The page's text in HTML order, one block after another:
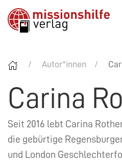
Autor*innen
Carina
Seit 2016 lebt Carina
die gebürtige
und London